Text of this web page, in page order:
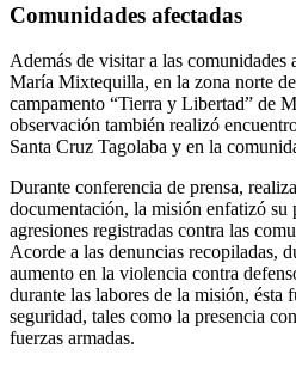
Comunidades afectadas
Además de visitar a las comunidades
María Mixtequilla, en la zona norte
campamento “Tierra y Libertad” de
observación también realizó
Santa Cruz Tagolaba y en la
Durante conferencia de prensa,
documentación, la misión enfatizó su
agresiones registradas contra las
Acorde a las denuncias recopiladas,
aumento en la violencia contra
durante las labores de la misión, ésta
seguridad, tales como la presencia
fuerzas armadas.